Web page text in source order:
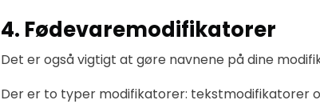
4. Fødevaremodifikatorer
Det er også vigtigt at gøre navnene på dine
Der er to typer modifikatorer: tekstmodifikatorer